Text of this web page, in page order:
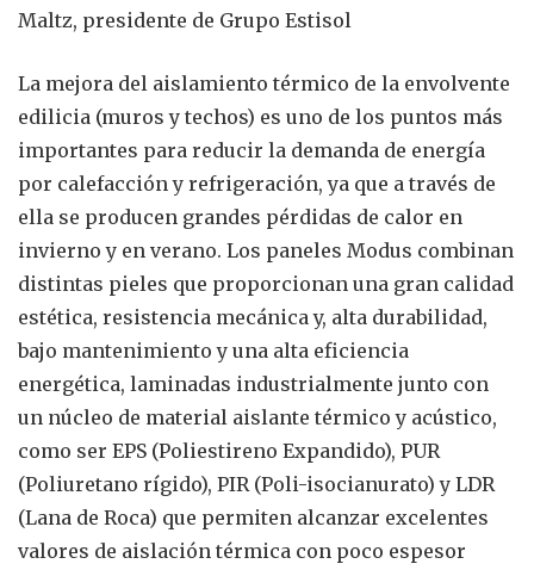
Maltz, presidente de Grupo Estisol
La mejora del aislamiento térmico de la envolvente
edilicia (muros y techos) es uno de los puntos más
importantes para reducir la demanda de energía
por calefacción y refrigeración, ya que a través de
ella se producen grandes pérdidas de calor en
invierno y en verano. Los paneles Modus combinan
distintas pieles que proporcionan una gran calidad
estética, resistencia mecánica y, alta durabilidad,
bajo mantenimiento y una alta eficiencia
energética, laminadas industrialmente junto con
un núcleo de material aislante térmico y acústico,
como ser EPS (Poliestireno Expandido), PUR
(Poliuretano rígido), PIR (Poli-isocianurato) y LDR
(Lana de Roca) que permiten alcanzar excelentes
valores de aislación térmica con poco espesor